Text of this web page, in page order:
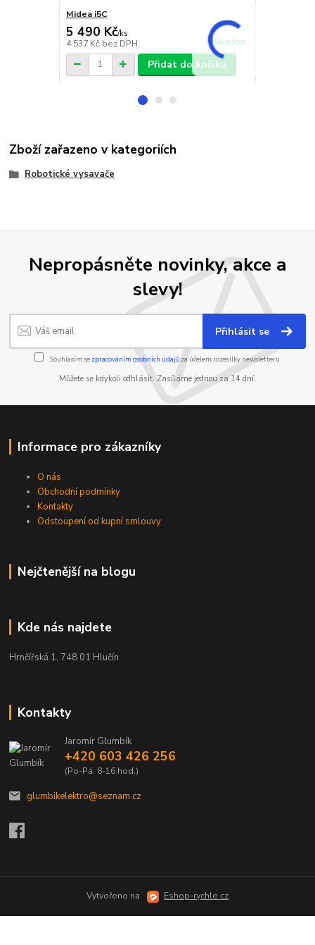
Midea i5C
5 490 Kč/ks
4 537 Kč bez DPH Skladem
Přidat do košíku
Zboží zařazeno v kategoriích
Robotické vysavače
Nepropásněte novinky, akce a
slevy!
Přihlásit se
Souhlasím se zpracováním osobních údajůza účelem rozesílky newsletteru.
Můžete se kdykoli odhlásit. Zasíláme jednou za 14 dní.
Informace pro zákazníky
O nás
Obchodní podmínky
Kontakty
Odstoupení od kupní smlouvy
Nejčtenější na blogu
Kde nás najdete
Hrnčířská 1, 748 01 Hlučín
Kontakty
Jaromír Glumbík
+420 603 426 256
(Po-Pá, 8-16 hod.)
glumbikelektro@seznam.cz
Vytvořeno na Eshop-rychle.cz